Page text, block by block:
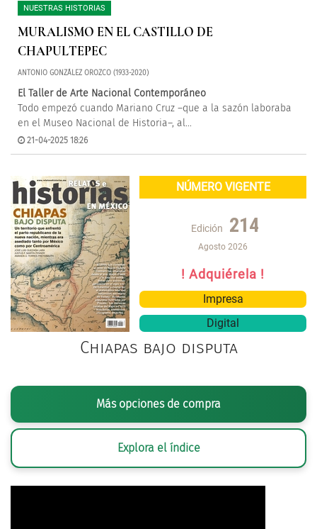
NUESTRAS HISTORIAS
MURALISMO EN EL CASTILLO DE
CHAPULTEPEC
ANTONIO GONZÁLEZ OROZCO (1933-2020)
El Taller de Arte Nacional Contemporáneo
Todo empezó cuando Mariano Cruz –que a la sazón laboraba
en el Museo Nacional de Historia–, al...
21-04-2025 18:26
NÚMERO VIGENTE
Edición 214
Agosto 2026
! Adquiérela !
Impresa
Digital
Chiapas bajo disputa
Más opciones de compra
Explora el índice